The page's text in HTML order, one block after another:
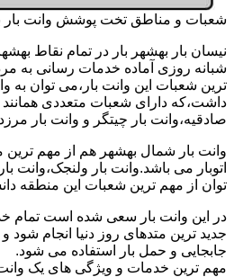
شعبات و مناطق تخت پوشش وانت بار
نیسان بار بهشهر بار در تمام نقاط
شبانه روزی آماده خدمات رسانی به
ترین شعبات این وانت بار،می توان به
داشت،که دارای شعبات متعددی همانند
صادقیه،وانت بار چیتگر و وانت بار
وانت بار شمال بهشهر هم از مهم
اتوبار می باشد.وانت بار ولنجک،وانت
توان از مهم ترین شعبات این منطقه
در این وانت بار سعی شده است تمام
جدید ترین متدهای روز دنیا انجام شود
جابجایی و حمل بار استفاده می شود.
مهم ترین خدمات و ویژگی های یک